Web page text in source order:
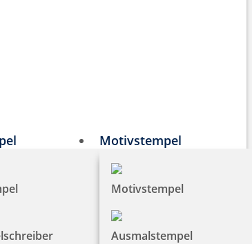
Motivstempel
Motivstempel
Ausmalstempel